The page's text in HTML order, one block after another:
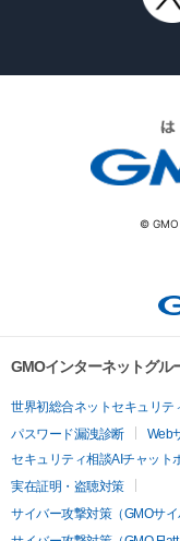
© GMO
GMOインターネットグル
世界初総合ネットセキュリテ
パスワード漏洩診断
Web
セキュリティ相談AIチャット
実在証明・盗聴対策
サイバー攻撃対策（GMOサ